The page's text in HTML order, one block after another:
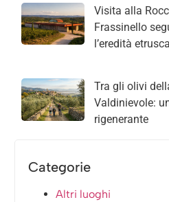
Visita alla
Frassinello
l’eredità etrusca
Tra gli olivi
Valdinievole:
rigenerante
Categorie
Altri luoghi